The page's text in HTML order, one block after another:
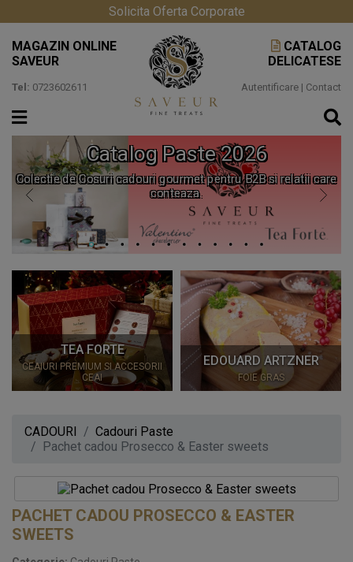
Solicita Oferta Corporate
MAGAZIN ONLINE
SAVEUR
Tel: 0723602611
CATALOG
DELICATESE
Autentificare | Contact
Catalog Paste 2026
Colectie de Cosuri cadouri gourmet pentru B2B si relatii care
conteaza.
TEA FORTE
CEAIURI PREMIUM SI ACCESORII
CEAI
EDOUARD ARTZNER
FOIE GRAS
CADOURI
Cadouri Paste
Pachet cadou Prosecco & Easter sweets
PACHET CADOU PROSECCO & EASTER
SWEETS